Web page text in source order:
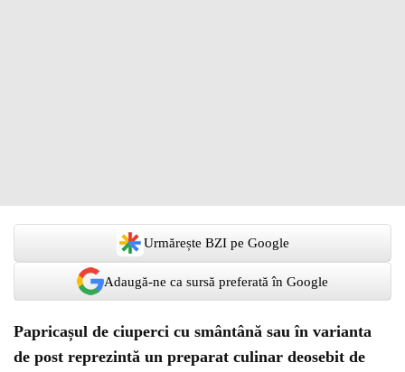
Urmărește BZI pe Google
Adaugă-ne ca sursă preferată în Google
Papricașul de ciuperci cu smântână sau în varianta
de post reprezintă un preparat culinar deosebit de